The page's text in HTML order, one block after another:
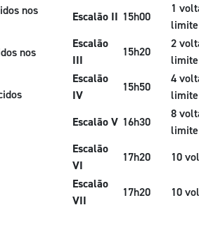
nos
nos
Escalão II 15h00
1
Escalão
III
15h20
2
Escalão
IV
15h50
4
Escalão V 16h30
8
Escalão
VI
17h20
10
Escalão
VII
17h20 10